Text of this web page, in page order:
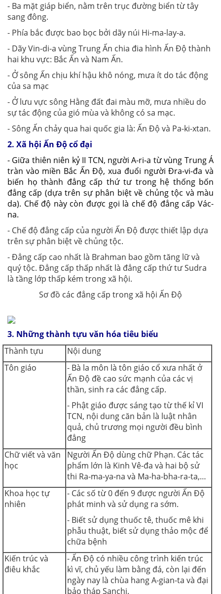
- Ba mặt giáp biển, nằm trên trục đường biển từ tây
sang đông.
- Phía bắc được bao bọc bởi dãy núi Hi-ma-lay-a.
- Dãy Vin-di-a vùng Trung Ấn chia đia hình Ấn Độ thành
hai khu vực: Bắc Ấn và Nam Ấn.
- Ở sông Ấn chịu khí hậu khô nóng, mưa ít do tác động
của sa mạc
- Ở lưu vực sông Hằng đất đai màu mỡ, mưa nhiều do
sự tác động của gió mùa và không có sa mạc.
- Sông Ấn chảy qua hai quốc gia là: Ấn Độ và Pa-ki-xtan.
2. Xã hội Ấn Độ cổ đại
- Giữa thiên niên kỷ II TCN, người A-ri-a từ vùng Trung Á
tràn vào miền Bắc Ấn Độ, xua đuổi người Đra-vi-đa và
biến họ thành đẳng cấp thứ tư trong hệ thống bốn
đẳng cấp (dựa trên sự phân biệt về chủng tộc và màu
da). Chế độ này còn được gọi là chế độ đẳng cấp Vác-
na.
- Chế độ đẳng cấp của người Ấn Độ được thiết lập dựa
trên sự phân biệt về chủng tộc.
- Đẳng cấp cao nhất là Brahman bao gồm tăng lữ và
quý tộc. Đẳng cấp thấp nhất là đẳng cấp thứ tư Sudra
là tầng lớp thấp kém trong xã hội.
Sơ đồ các đẳng cấp trong xã hội Ấn Độ
3. Những thành tựu văn hóa tiêu biểu
Thành tựu
Nội dung
Tôn giáo
- Bà la môn là tôn giáo cổ xưa nhất ở
Ấn Độ đề cao sức mạnh của các vị
thần, sinh ra các đẳng cấp.
- Phật giáo được sáng tạo từ thế kỉ VI
TCN, nội dung căn bản là luật nhân
quả, chủ trương mọi người đều bình
đẳng
Chữ viết và văn
học
Người Ấn Độ dùng chữ Phạn. Các tác
phẩm lớn là Kinh Vê-đa và hai bộ sử
thi Ra-ma-ya-na và Ma-ha-bha-ra-ta,…
Khoa học tự
nhiên
- Các số từ 0 đến 9 được người Ấn Độ
phát minh và sử dụng ra sớm.
- Biết sử dụng thuốc tê, thuốc mê khi
phẫu thuật, biết sử dụng thảo mộc để
chữa bệnh
Kiến trúc và
điêu khắc
- Ấn Độ có nhiều công trình kiến trúc
kì vĩ, chủ yếu làm bằng đá, còn lại đến
ngày nay là chùa hang A-gian-ta và đại
bảo tháp Sanchi.